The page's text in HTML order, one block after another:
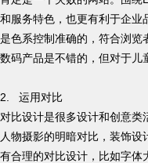
和服务特色，也更有利于企业
是色系控制准确的，符合浏览
数码产品是不错的，但对于儿
2. 运用对比
对比设计是很多设计和创意类
人物摄影的明暗对比，装饰
有合理的对比设计，比如字体